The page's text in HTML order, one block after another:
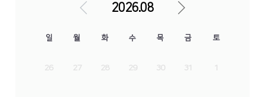
2026.08
일 월 화 수 목 금 토
26 27 28 29 30 31 1